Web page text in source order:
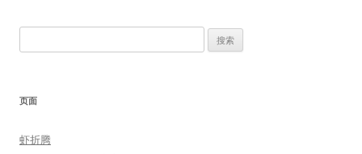
索：
页面
虾折腾